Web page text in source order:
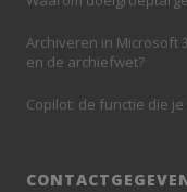
Archiveren in Microsoft
en de archiefwet?
Copilot: de functie die